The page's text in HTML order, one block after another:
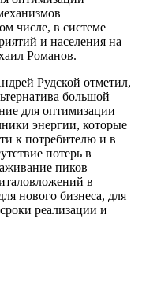
числе, в системе
и населения на
Романов.
Рудской отметил,
большой
для оптимизации
энергии, которые
к потребителю и в
потерь в
пиков
в
нового бизнеса, для
реализации и